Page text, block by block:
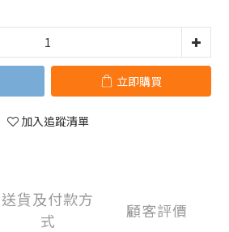
立即購買
加入追蹤清單
送貨及付款方
式
顧客評價